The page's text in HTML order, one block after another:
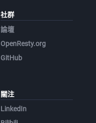
社群
論壇
OpenResty.org
GitHub
關注
LinkedIn